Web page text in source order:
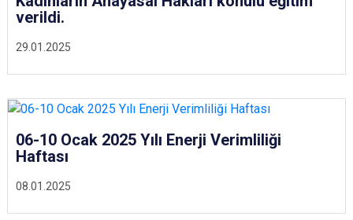
29.01.2025
verildi.
08.01.2025
06-10 Ocak 2025 Yılı Enerji Verimliliği
Haftası